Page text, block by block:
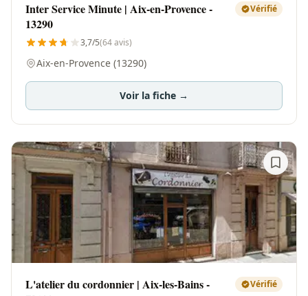
Inter Service Minute | Aix-en-Provence -
13290
Vérifié
3,7/5(64 avis)
Aix-en-Provence (13290)
Voir la fiche →
L'atelier du cordonnier | Aix-les-Bains -
Vérifié